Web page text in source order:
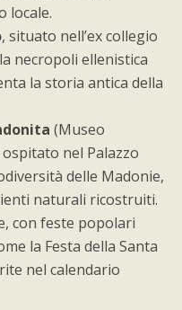
locale.
, situato nell’ex collegio
necropoli ellenistica
la storia antica della
(Museo
nel Palazzo
delle Madonie,
naturali ricostruiti.
con feste popolari
la Festa della Santa
nel calendario